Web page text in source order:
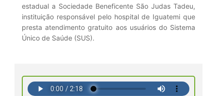
estadual a Sociedade Beneficente São Judas Tadeu,
instituição responsável pelo hospital de Iguatemi que
presta atendimento gratuito aos usuários do Sistema
Único de Saúde (SUS).